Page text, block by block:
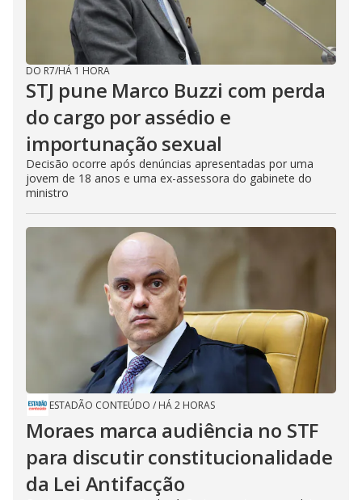
DO R7/HÁ 1 HORA
STJ pune Marco Buzzi com perda
do cargo por assédio e
importunação sexual
Decisão ocorre após denúncias apresentadas por uma
jovem de 18 anos e uma ex-assessora do gabinete do
ministro
ESTADÃO CONTEÚDO / HÁ 2 HORAS
Moraes marca audiência no STF
para discutir constitucionalidade
da Lei Antifacção